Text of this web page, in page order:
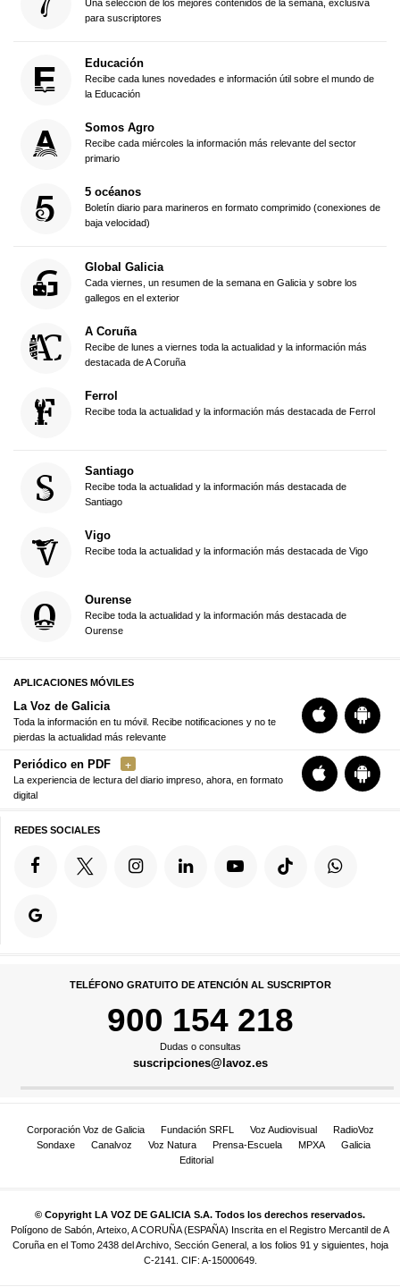
Una selección de los mejores contenidos de la semana, exclusiva
para suscriptores
Educación
Recibe cada lunes novedades e información útil sobre el mundo de
la Educación
Somos Agro
Recibe cada miércoles la información más relevante del sector
primario
5 océanos
Boletín diario para marineros en formato comprimido (conexiones de
baja velocidad)
Global Galicia
Cada viernes, un resumen de la semana en Galicia y sobre los
gallegos en el exterior
A Coruña
Recibe de lunes a viernes toda la actualidad y la información más
destacada de A Coruña
Ferrol
Recibe toda la actualidad y la información más destacada de Ferrol
Santiago
Recibe toda la actualidad y la información más destacada de
Santiago
Vigo
Recibe toda la actualidad y la información más destacada de Vigo
Ourense
Recibe toda la actualidad y la información más destacada de
Ourense
APLICACIONES MÓVILES
La Voz de Galicia
Toda la información en tu móvil. Recibe notificaciones y no te
pierdas la actualidad más relevante
Periódico en PDF
La experiencia de lectura del diario impreso, ahora, en formato
digital
REDES SOCIALES
TELÉFONO GRATUITO DE ATENCIÓN AL SUSCRIPTOR
900 154 218
Dudas o consultas
suscripciones@lavoz.es
Corporación Voz de Galicia Fundación SRFL Voz Audiovisual
RadioVoz
Sondaxe
Canalvoz Voz Natura Prensa-Escuela MPXA
Galicia
Editorial
© Copyright LA VOZ DE GALICIA S.A. Todos los derechos reservados.
Polígono de Sabón, Arteixo, A CORUÑA (ESPAÑA) Inscrita en el Registro Mercantil de A
Coruña en el Tomo 2438 del Archivo, Sección General, a los folios 91 y siguientes, hoja
C-2141. CIF: A-15000649.